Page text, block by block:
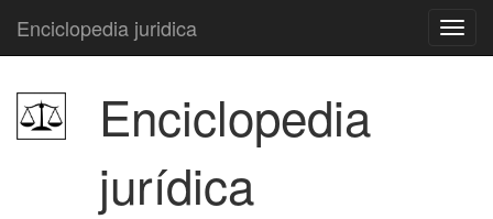
Enciclopedia juridica
Enciclopedia
jurídica